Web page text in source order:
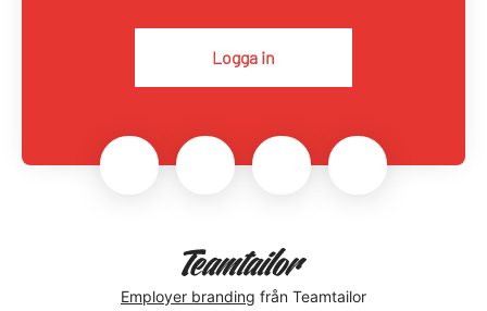
Logga in
Employer branding från Teamtailor